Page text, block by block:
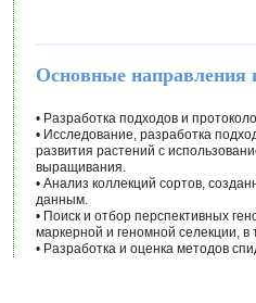
Основные направления
• Разработка подходов и
• Исследование, разработка
развития растений с
выращивания.
• Анализ коллекций сортов,
данным.
• Поиск и отбор перспективных
маркерной и геномной селекции, в
• Разработка и оценка методов